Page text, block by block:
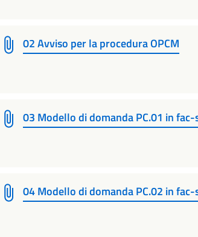
02 Avviso per la procedura OPCM
03 Modello di domanda PC.01 in
04 Modello di domanda PC.02 in